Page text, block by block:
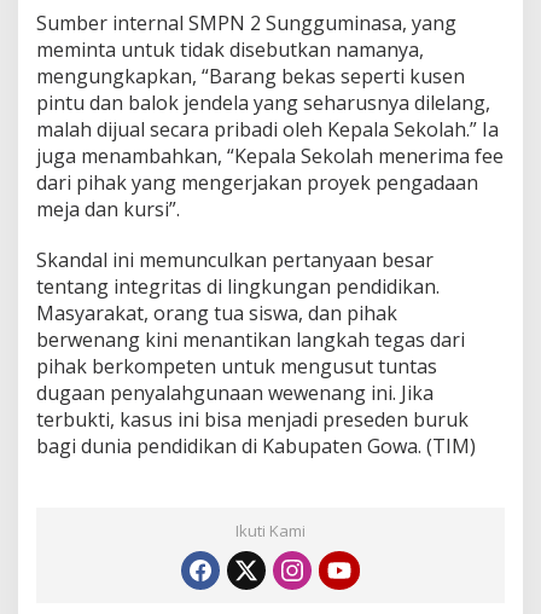
a
F
e
e
P
r
o
y
e
Sumber internal SMPN 2 Sungguminasa, yang
meminta untuk tidak disebutkan namanya,
mengungkapkan, “Barang bekas seperti kusen
pintu dan balok jendela yang seharusnya dilelang,
malah dijual secara pribadi oleh Kepala Sekolah.” Ia
juga menambahkan, “Kepala Sekolah menerima fee
dari pihak yang mengerjakan proyek pengadaan
meja dan kursi”.
Skandal ini memunculkan pertanyaan besar
tentang integritas di lingkungan pendidikan.
Masyarakat, orang tua siswa, dan pihak
berwenang kini menantikan langkah tegas dari
pihak berkompeten untuk mengusut tuntas
dugaan penyalahgunaan wewenang ini. Jika
terbukti, kasus ini bisa menjadi preseden buruk
bagi dunia pendidikan di Kabupaten Gowa. (TIM)
Ikuti Kami